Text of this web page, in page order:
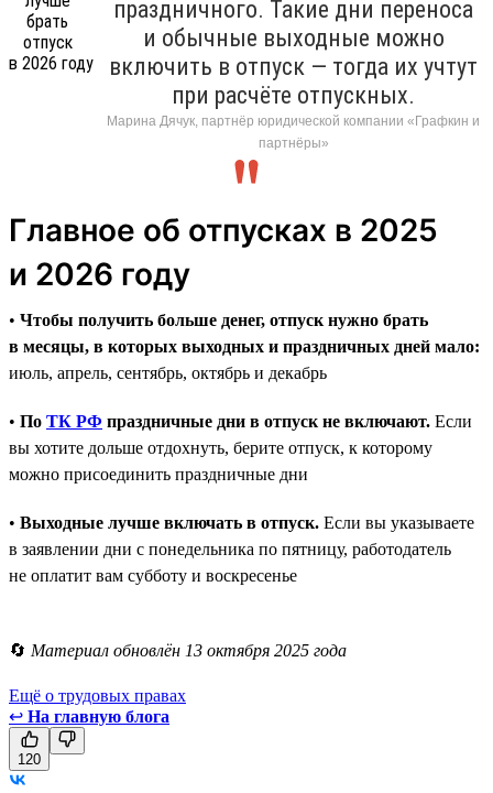
праздничного. Такие дни переноса
и обычные выходные можно
включить в отпуск — тогда их учтут
при расчёте отпускных.
Марина Дячук, партнёр юридической компании «Графкин и
партнёры»
Главное об отпусках в 2025
и 2026 году
• Чтобы получить больше денег, отпуск нужно брать
в месяцы, в которых выходных и праздничных дней мало:
июль, апрель, сентябрь, октябрь и декабрь
• По ТК РФ праздничные дни в отпуск не включают. Если
вы хотите дольше отдохнуть, берите отпуск, к которому
можно присоединить праздничные дни
• Выходные лучше включать в отпуск. Если вы указываете
в заявлении дни с понедельника по пятницу, работодатель
не оплатит вам субботу и воскресенье
🔄 Материал обновлён 13 октября 2025 года
Ещё о трудовых правах
↩ На главную блога
120